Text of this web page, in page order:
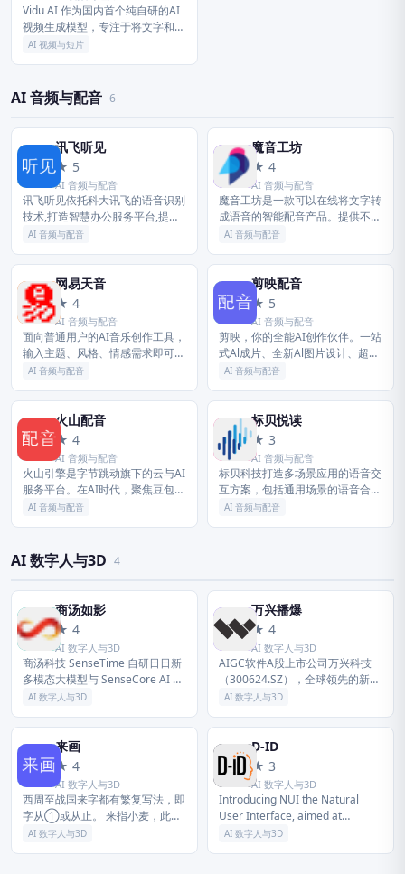
Vidu AI 作为国内首个纯自研的AI
视频生成模型，专注于将文字和图
像转化为高质量的动态视频的同
AI 视频与短片
AI 音频与配音 6
讯
讯飞听见
★ 5
AI 音频与配音
讯飞听见依托科大讯飞的语音识别
技术,打造智慧办公服务平台,提供
语音转文字、录音转文字、AI写
加字幕、同声翻译、语音翻译等服
务...
AI 音频与配音
魔
魔音工坊
★ 4
AI 音频与配音
魔音工坊是一款可以在线将文字转
成语音的智能配音产品。提供不同
性别、不同口音的真人声音，在你
短视频等需要配音的内容进行配
音。是...
AI 音频与配音
网
网易天音
★ 4
AI 音频与配音
面向普通用户的AI音乐创作工具，
输入主题、风格、情感需求即可自
动生成包含词曲、编曲的完整音
原创音乐作品。
AI 音频与配音
剪
剪映配音
★ 5
AI 音频与配音
剪映，你的全能AI创作伙伴。一站
式Al成片、全新Al图片设计、超智
能Al配音、多轨道编辑AI功能等，
手，专业创作者也能高效出片...
AI 音频与配音
火
火山配音
★ 4
AI 音频与配音
火山引擎是字节跳动旗下的云与AI
服务平台。在AI时代，聚焦豆包大
模型和AI云原生技术，为企业提供
AI 音频与配音
标
标贝悦读
★ 3
AI 音频与配音
标贝科技打造多场景应用的语音交
互方案，包括通用场景的语音合成
和语音识别，以及TTS音色定制，
AI 音频与配音
AI 数字人与3D 4
商
商汤如影
★ 4
AI 数字人与3D
商汤科技 SenseTime 自研日日新
多模态大模型与 SenseCore AI 大
装置，拥有对话、文生图、数字
品，为企...
AI 数字人与3D
万
万兴播爆
★ 4
AI 数字人与3D
AIGC软件A股上市公司万兴科技
（300624.SZ），全球领先的新生
代数字创意赋能者，致力于成为全
年软件老店。公司以「让世...
AI 数字人与3D
来
来画
★ 4
AI 数字人与3D
西周至战国来字都有繁复写法，即
字从①或从止。 来指小麦，此义
又作麳，《广雅·释草》：「大
AI 数字人与3D
D
D-ID
★ 3
AI 数字人与3D
Introducing NUI the Natural
User Interface, aimed at
revolutionizing how peop...
AI 数字人与3D